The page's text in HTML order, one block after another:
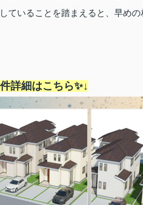
ていることを踏まえると、早め
詳細はこちら✨↓